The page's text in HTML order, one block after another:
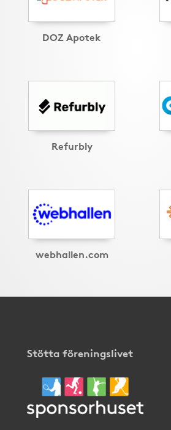
DOZ Apotek
Refurbly
webhallen.com
Stötta föreningslivet